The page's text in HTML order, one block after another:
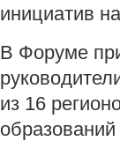
инициатив
В Форуме
из 16